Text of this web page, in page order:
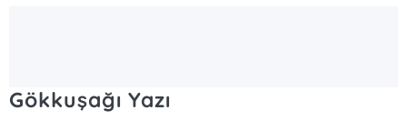
Gökkuşağı Yazı